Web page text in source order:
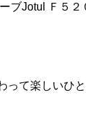
ブJotul Ｆ５２
って楽しいひ